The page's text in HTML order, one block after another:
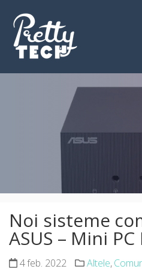
content
Noi sisteme
ASUS – Mini
4 feb. 2022 Altele,